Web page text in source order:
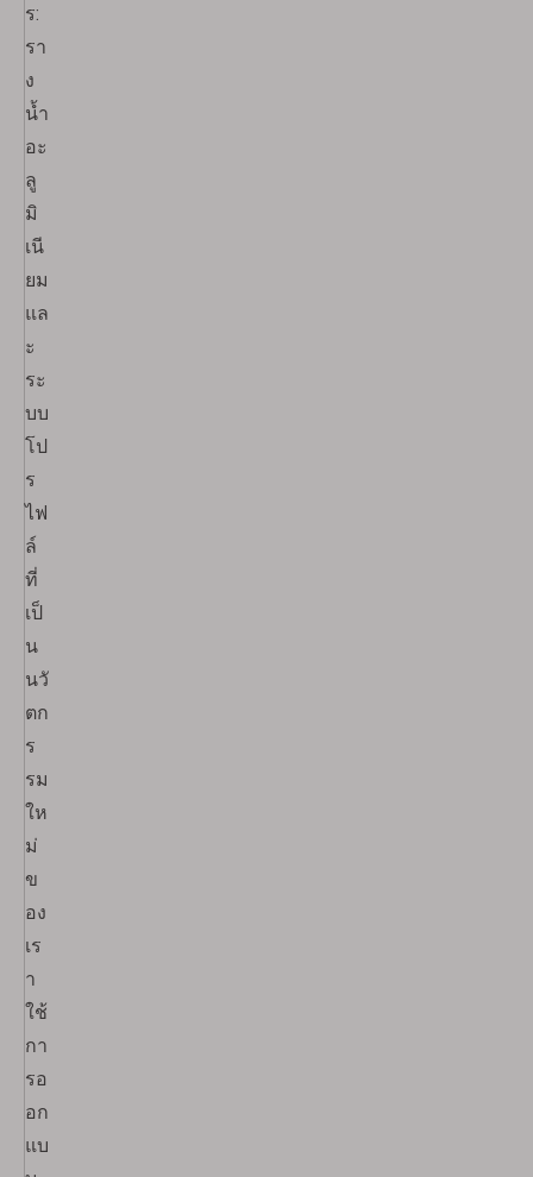
ร:
รา
ง
น้ำ
อะ
ลู
มิ
เนี
ยม
แล
ะ
ระ
บบ
โป
ร
ไฟ
ล์
ที่
เป็
น
นวั
ตก
ร
รม
ให
ม่
ข
อง
เร
า
ใช้
กา
รอ
อก
แบ